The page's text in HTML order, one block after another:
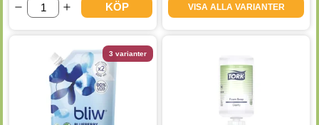
KÖP VISA ALLA VARIANTER
3 varianter